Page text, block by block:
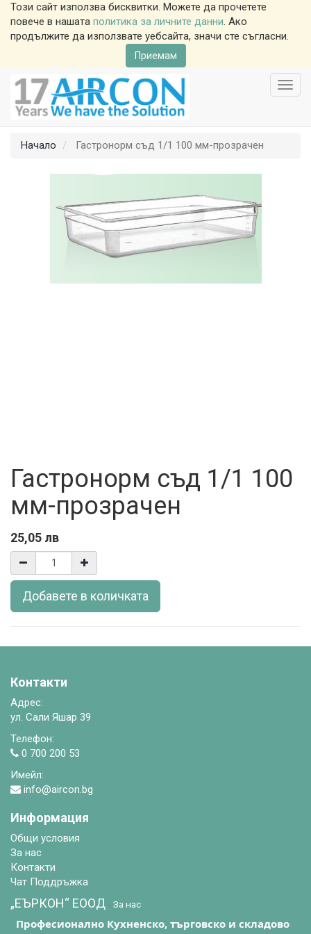
Този сайт използва бисквитки. Можете да прочетете
повече в нашата политика за личните данни. Ако
продължите да използвате уебсайта, значи сте съгласни.
Приемам
Начало Гастронорм съд 1/1 100 мм-прозрачен
Гастронорм съд 1/1 100
мм-прозрачен
25,05 лв
Добавете в количката
Контакти
Адрес:
ул. Сали Яшар 39
Телефон:
0 700 200 53
Имейл:
info@aircon.bg
Информация
Общи условия
За нас
Контакти
Чат Поддръжка
„ЕЪРКОН“ EООД - За нас
Професионално Кухненско, търговско и складово